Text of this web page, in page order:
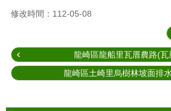
修改時間：112-05-08
龍崎區龍船里瓦厝農路(瓦
龍崎區土崎里烏樹林坡面排水